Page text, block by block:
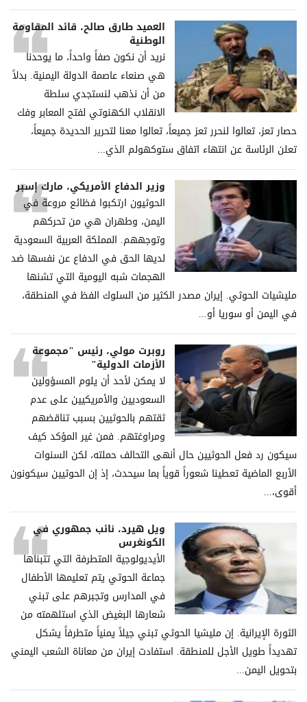
العميد طارق صالح، قائد المقاومة
الوطنية
نريد أن نكون صفاً واحداً، ما يوحدنا
هي صنعاء عاصمة الدولة اليمنية. بدلاً
من أن نذهب لنستجدي سلطة
الانقلاب الكهنوتي لفتح المعابر وفك
حصار تعز، تعالوا لنحرر تعز جميعاً، تعالوا معنا لتحرير الحديدة جميعاً،
تعلن الرئاسة عن انتهاء اتفاق ستوكهولم الذي...
وزير الدفاع الأمريكي، مارك إسبر
الحوثيون ارتكبوا فظائع مروعة في
اليمن، وطهران هي من تحركهم
وتوجههم. المملكة العربية السعودية
لديها الحق في الدفاع عن نفسها ضد
الهجمات شبه اليومية التي تشنها
مليشيات الحوثي. إيران مصدر الكثير من السلوك الفظ في المنطقة،
في اليمن أو سوريا أو...
روبرت مولي، رئيس "مجموعة
الأزمات الدولية"
لا يمكن لأحد أن يلوم المسؤولين
السعوديين والأمريكيين على عدم
ثقتهم بالحوثيين بسبب تناقضهم
ومراوغتهم. فمن غير المؤكد كيف
سيكون رد فعل الحوثيين حال أنهى التحالف حملته، لكن السنوات
الأربع الماضية تعطينا شعوراً قوياً بما سيحدث، إذ إن الحوثيين سيكونون
أقوى،...
ويل هيرد، نائب جمهوري في
الكونغرس
الأيديولوجية المتطرفة التي تتبناها
جماعة الحوثي يتم تعليمها الأطفال
في المدارس وتجبرهم على تبني
شعارها البغيض الذي استلهمته من
الثورة الإيرانية. إن مليشيا الحوثي تبني جيلاً يمنياً متطرفاً يشكل
تهديداً طويل الأجل للمنطقة. استفادت إيران من معاناة الشعب اليمني
بتحويل اليمن...